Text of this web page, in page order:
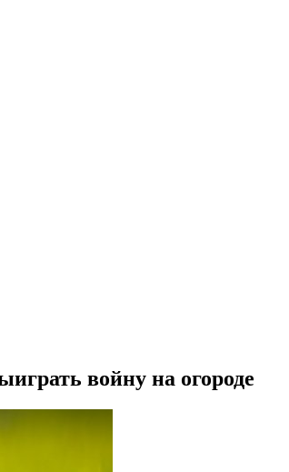
войну на огороде